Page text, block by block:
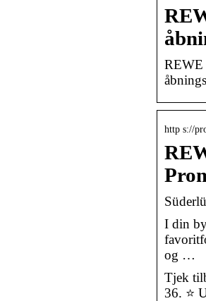
REWE
http s://
I din
og …
Tjek
36. ⭐